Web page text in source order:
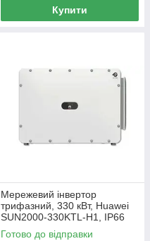
Купити
Мережевий інвертор
трифазний, 330 кВт, Huawei
SUN2000-330KTL-H1, IP66
(високовольтний)
Готово до відправки